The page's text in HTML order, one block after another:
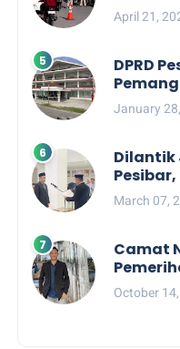
April 21,
DPRD
Terkait
Tahun
January
Dilantik
Punya
March 07,
Camat
Politik
Pesibar
October